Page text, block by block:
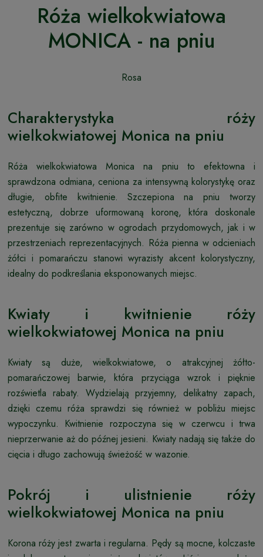
Róża wielkokwiatowa
MONICA - na pniu
Rosa
Charakterystyka róży
wielkokwiatowej Monica na pniu
Róża wielkokwiatowa Monica na pniu to efektowna i
sprawdzona odmiana, ceniona za intensywną kolorystykę oraz
długie, obfite kwitnienie. Szczepiona na pniu tworzy
estetyczną, dobrze uformowaną koronę, która doskonale
prezentuje się zarówno w ogrodach przydomowych, jak i w
przestrzeniach reprezentacyjnych. Róża pienna w odcieniach
żółci i pomarańczu stanowi wyrazisty akcent kolorystyczny,
idealny do podkreślania eksponowanych miejsc.
Kwiaty i kwitnienie róży
wielkokwiatowej Monica na pniu
Kwiaty są duże, wielkokwiatowe, o atrakcyjnej żółto-
pomarańczowej barwie, która przyciąga wzrok i pięknie
rozświetla rabaty. Wydzielają przyjemny, delikatny zapach,
dzięki czemu róża sprawdzi się również w pobliżu miejsc
wypoczynku. Kwitnienie rozpoczyna się w czerwcu i trwa
nieprzerwanie aż do późnej jesieni. Kwiaty nadają się także do
cięcia i długo zachowują świeżość w wazonie.
Pokrój i ulistnienie róży
wielkokwiatowej Monica na pniu
Korona róży jest zwarta i regularna. Pędy są mocne, kolczaste